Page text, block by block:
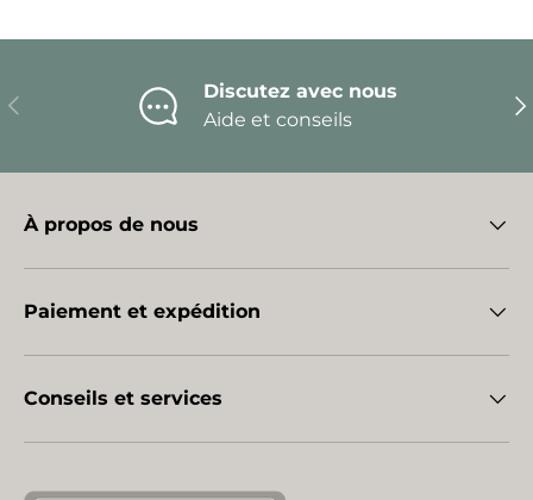
Précédent
Discutez avec nous
Aide et conseils
À propos de nous
Paiement et expédition
Conseils et services